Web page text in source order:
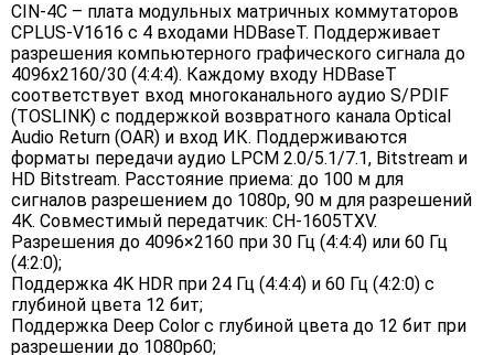
CIN-4C – плата модульных матричных коммутаторов
CPLUS-V1616 с 4 входами HDBaseT. Поддерживает
разрешения компьютерного графического сигнала до
4096x2160/30 (4:4:4). Каждому входу HDBaseT
соответствует вход многоканального аудио S/PDIF
(TOSLINK) с поддержкой возвратного канала Optical
Audio Return (OAR) и вход ИК. Поддерживаются
форматы передачи аудио LPCM 2.0/5.1/7.1, Bitstream и
HD Bitstream. Расстояние приема: до 100 м для
сигналов разрешением до 1080p, 90 м для разрешений
4K. Совместимый передатчик: CH-1605TXV.
Разрешения до 4096×2160 при 30 Гц (4:4:4) или 60 Гц
(4:2:0);
Поддержка 4K HDR при 24 Гц (4:4:4) и 60 Гц (4:2:0) с
глубиной цвета 12 бит;
Поддержка Deep Color с глубиной цвета до 12 бит при
разрешении до 1080p60;